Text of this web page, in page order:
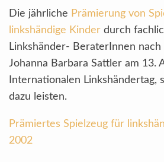
Die jährliche Prämierung von
linkshändige Kinder durch
Linkshänder- BeraterInnen
Johanna Barbara Sattler am 13.
Internationalen Linkshändertag,
dazu leisten.
Prämiertes Spielzeug für
2002